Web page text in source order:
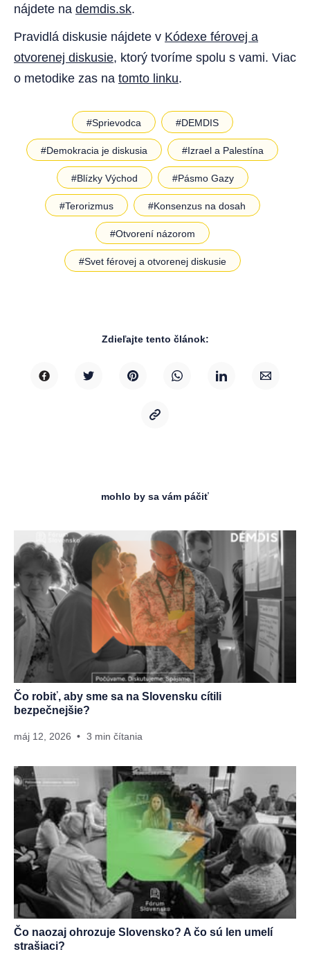
nájdete na demdis.sk.
Pravidlá diskusie nájdete v Kódexe férovej a
otvorenej diskusie, ktorý tvoríme spolu s vami. Viac
o metodike zas na tomto linku.
#Sprievodca #DEMDIS
#Demokracia je diskusia #Izrael a Palestína
#Blízky Východ #Pásmo Gazy
#Terorizmus #Konsenzus na dosah
#Otvorení názorom
#Svet férovej a otvorenej diskusie
Zdieľajte tento článok:
mohlo by sa vám páčiť
Čo robiť, aby sme sa na Slovensku cítili
bezpečnejšie?
máj 12, 2026 3 min čítania
Čo naozaj ohrozuje Slovensko? A čo sú len umelí
strašiaci?